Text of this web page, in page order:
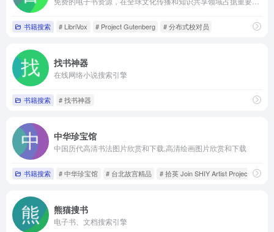
书籍搜索 # LibriVox # Project Gutenberg # 分布式校对员
找书神器
在线网络小说搜索引擎
书籍搜索 # 找书神器
中华珍宝馆
中国历代高清书法图片欣赏和下载,高清绘画图片欣赏和下载
书籍搜索 # 中华珍宝馆 # 台北故宫精品 # 拾英 Join SHIY Artist Project
熊猫搜书
电子书、文档搜索引擎